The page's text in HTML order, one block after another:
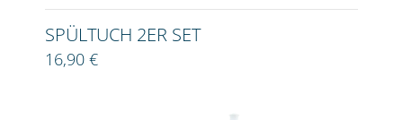
SPÜLTUCH 2ER SET
16,90 €